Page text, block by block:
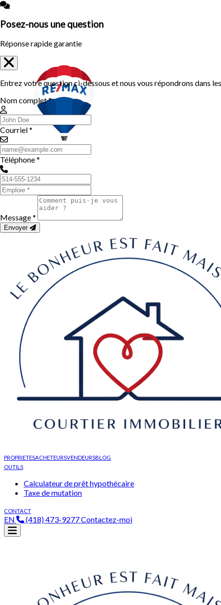
PROPRIETESACHETEURSVENDEURSBLOG
OUTILS
Calculateur de prêt hypothécaire
Taxe de mutation
CONTACT
EN (418) 473-9277Contactez-moi
Posez-nous une question
Réponse rapide garantie
Entrez votre question ci-dessous et nous vous répondrons dans
Nom complet *
Courriel *
Téléphone *
Message *
Envoyer